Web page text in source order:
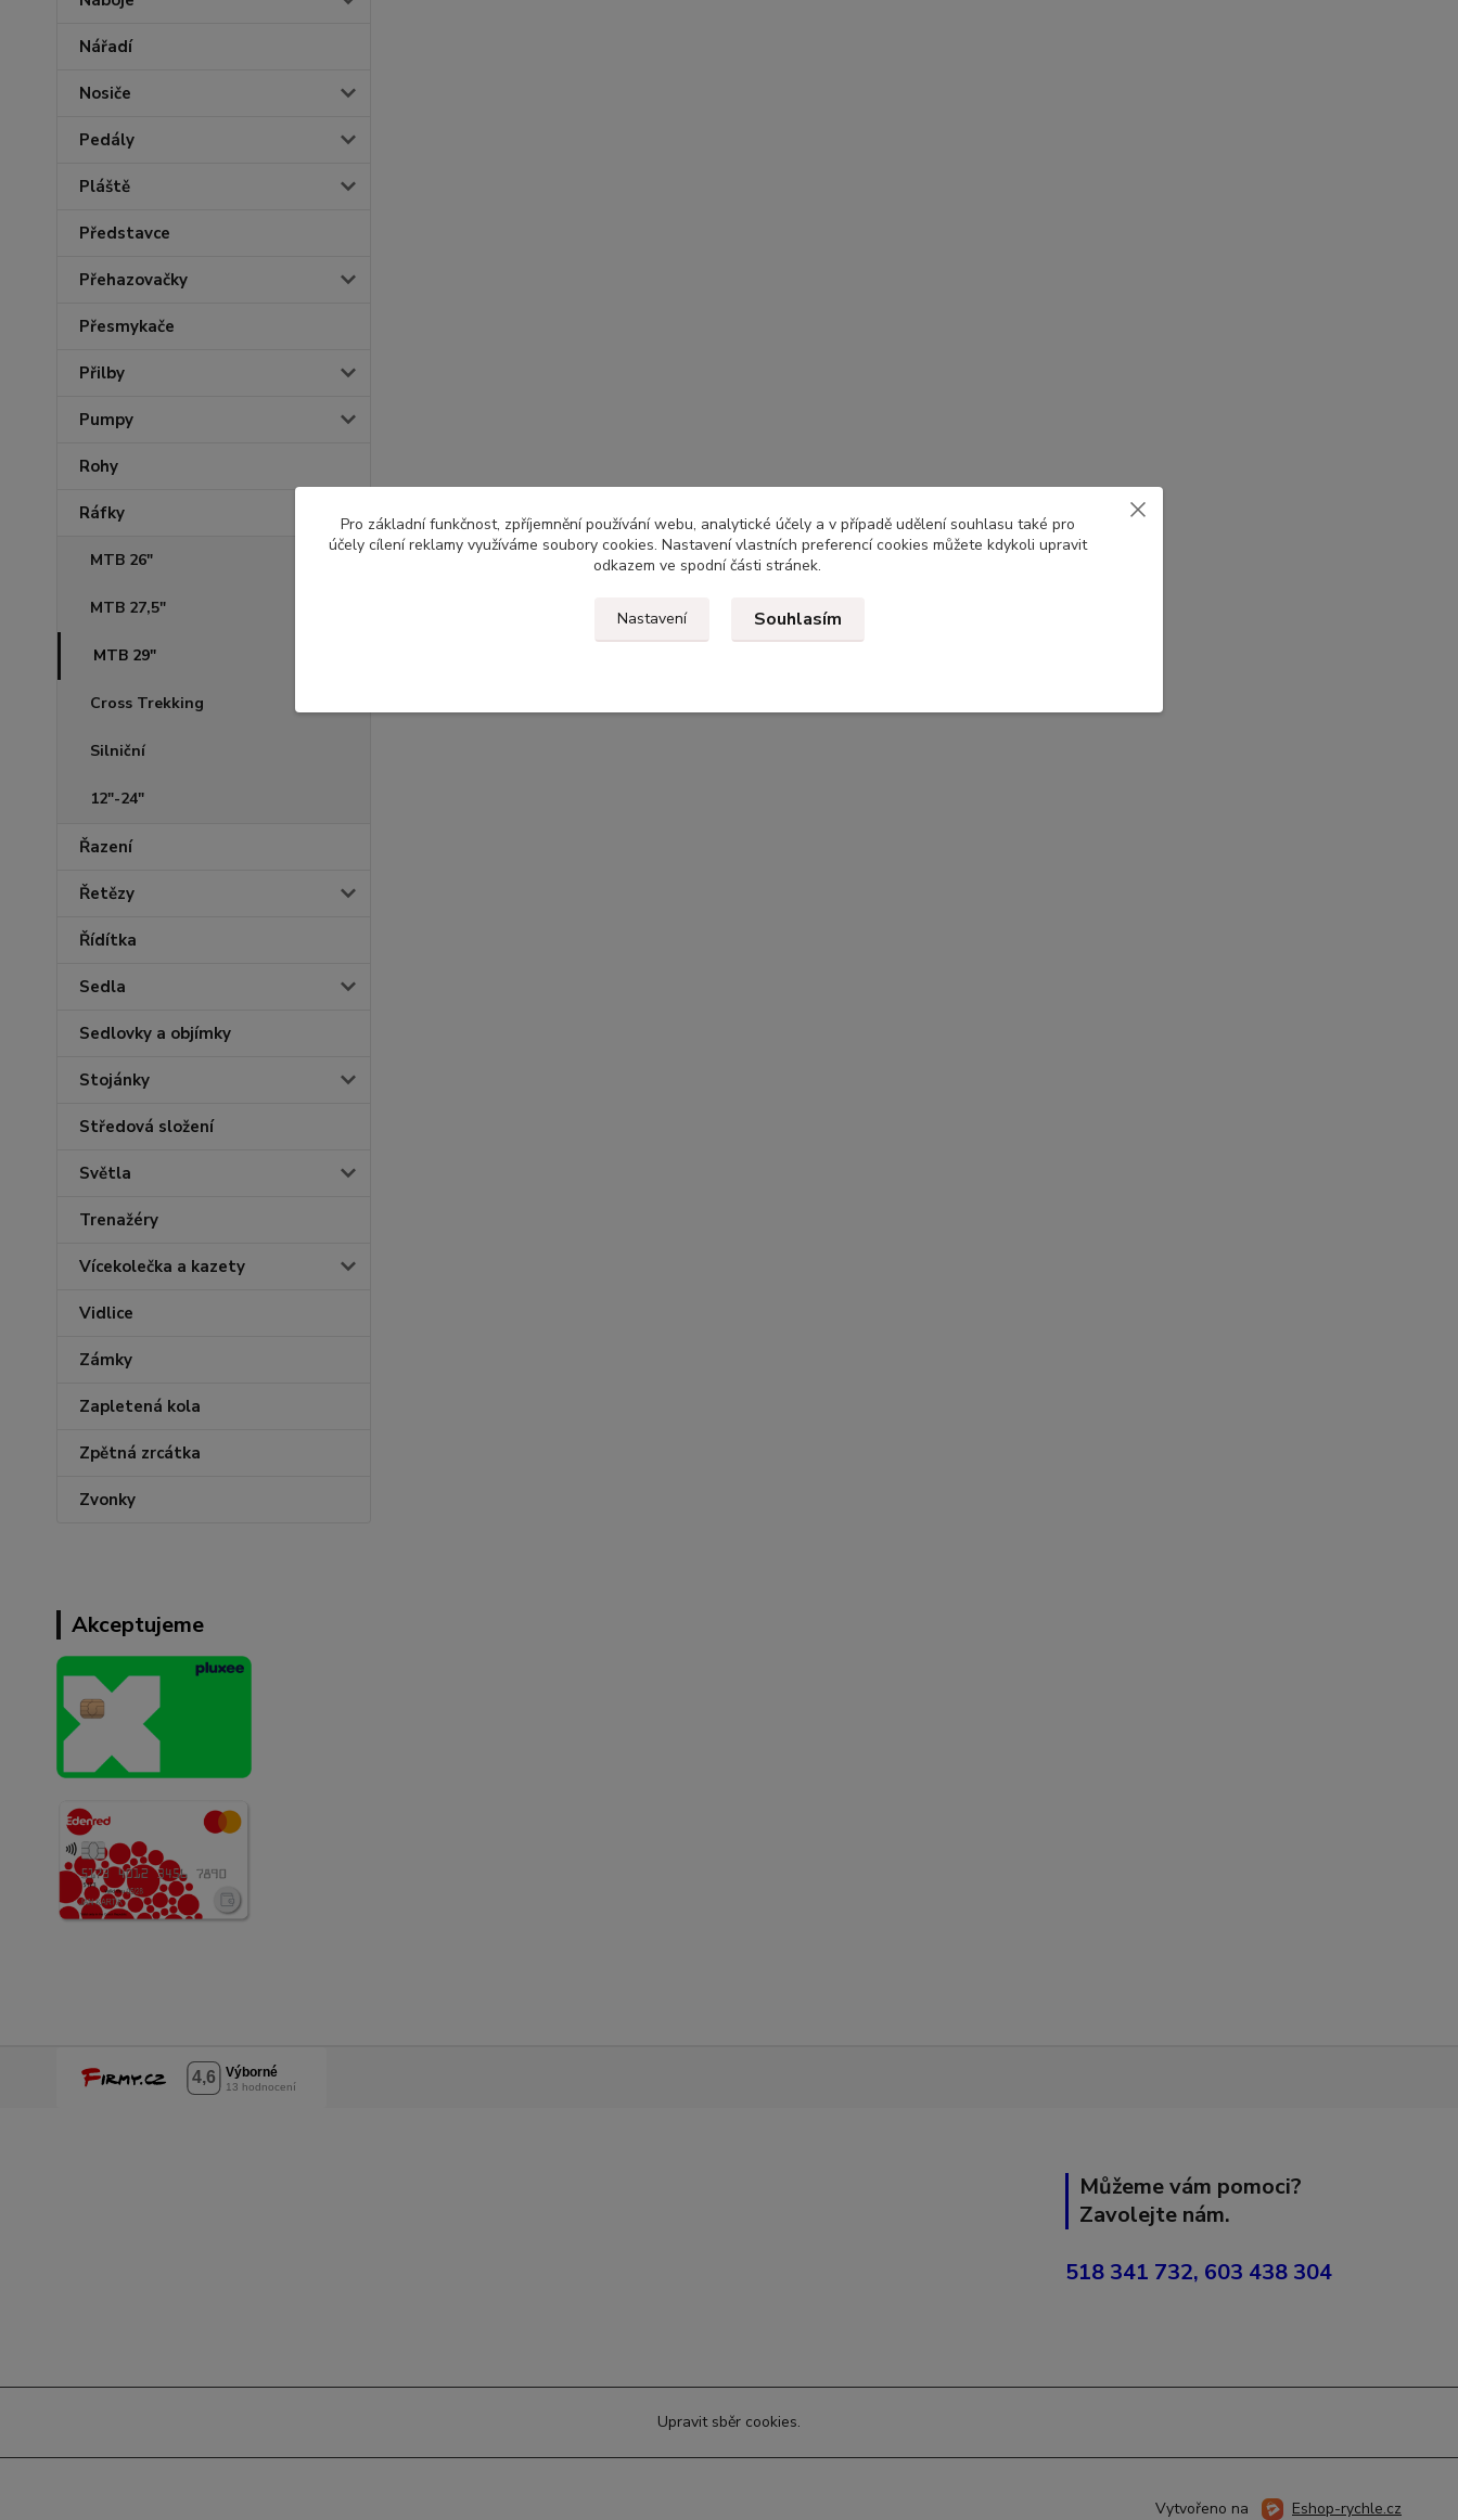
Nářadí
Nosiče
Pedály
Pláště
Představce
Přehazovačky
Přesmykače
Přilby
Pumpy
Rohy
Ráfky
MTB 26"
MTB 27,5"
MTB 29"
Cross Trekking
Silniční
12"-24"
Řazení
Řetězy
Řídítka
Sedla
Sedlovky a objímky
Stojánky
Středová složení
Světla
Trenažéry
Vícekolečka a kazety
Vidlice
Zámky
Zapletená kola
Zpětná zrcátka
Zvonky
Akceptujeme
Můžeme vám pomoci?
Zavolejte nám.
518 341 732, 603 438 304
Upravit sběr cookies.
Vytvořeno na Eshop-rychle.cz
Pro základní funkčnost, zpříjemnění používání webu, analytické účely a v případě udělení souhlasu také pro
účely cílení reklamy využíváme soubory cookies. Nastavení vlastních preferencí cookies můžete kdykoli upravit
odkazem ve spodní části stránek.
Nastavení Souhlasím